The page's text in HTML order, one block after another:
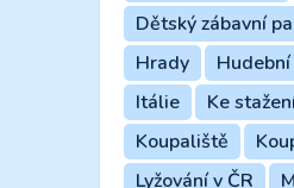
Dětský zábavní
Hrady
Itálie
Ke
Koupaliště
Lyžování v ČR